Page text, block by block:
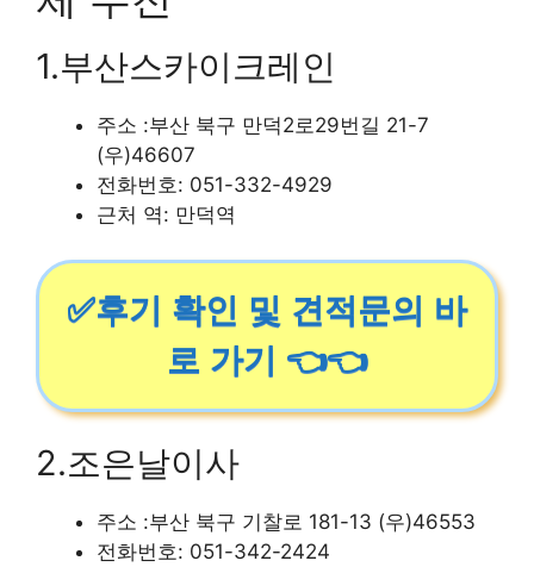
1.부산스카이크레인
주소 :부산 북구 만덕2로29번길 21-7
(우)46607
전화번호: 051-332-4929
근처 역: 만덕역
✅후기 확인 및 견적문의 바
로 가기 👈👈
2.조은날이사
주소 :부산 북구 기찰로 181-13 (우)46553
전화번호: 051-342-2424